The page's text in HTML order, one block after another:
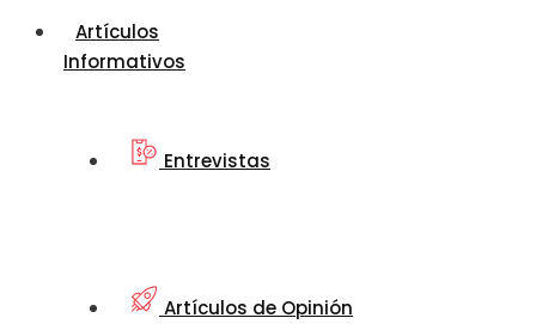
Artículos
Informativos
Entrevistas
Artículos de Opinión